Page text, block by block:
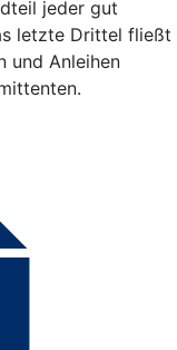
jeder gut
letzte Drittel fließt
und Anleihen